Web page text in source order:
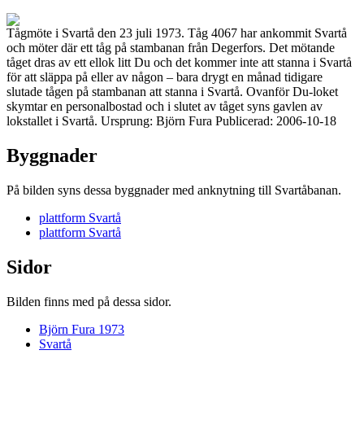
Tågmöte i Svartå den 23 juli 1973. Tåg 4067 har ankommit Svartå
och möter där ett tåg på stambanan från Degerfors. Det mötande
tåget dras av ett ellok litt Du och det kommer inte att stanna i Svartå
för att släppa på eller av någon – bara drygt en månad tidigare
slutade tågen på stambanan att stanna i Svartå. Ovanför Du-loket
skymtar en personalbostad och i slutet av tåget syns gavlen av
lokstallet i Svartå. Ursprung: Björn Fura Publicerad: 2006-10-18
Byggnader
På bilden syns dessa byggnader med anknytning till Svartåbanan.
plattform Svartå
plattform Svartå
Sidor
Bilden finns med på dessa sidor.
Björn Fura 1973
Svartå